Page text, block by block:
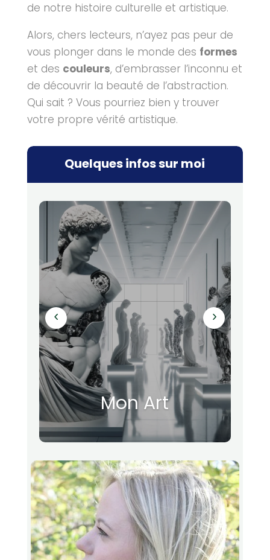
de notre histoire culturelle et artistique.
Alors, chers lecteurs, n’ayez pas peur de
vous plonger dans le monde des formes
et des couleurs, d’embrasser l’inconnu et
de découvrir la beauté de l’abstraction.
Qui sait ? Vous pourriez bien y trouver
votre propre vérité artistique.
Quelques infos sur moi
Mon Art